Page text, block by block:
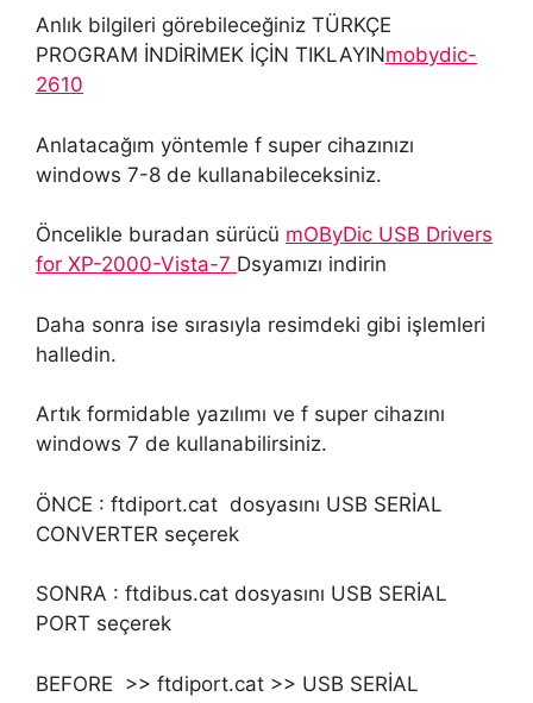
Anlık bilgileri görebileceğiniz TÜRKÇE
PROGRAM İNDİRİMEK İÇİN TIKLAYINmobydic-
2610
Anlatacağım yöntemle f super cihazınızı
windows 7-8 de kullanabileceksiniz.
Öncelikle buradan sürücü mOByDic USB Drivers
for XP-2000-Vista-7 Dsyamızı indirin
Daha sonra ise sırasıyla resimdeki gibi işlemleri
halledin.
Artık formidable yazılımı ve f super cihazını
windows 7 de kullanabilirsiniz.
ÖNCE : ftdiport.cat dosyasını USB SERİAL
CONVERTER seçerek
SONRA : ftdibus.cat dosyasını USB SERİAL
PORT seçerek
BEFORE >> ftdiport.cat >> USB SERİAL